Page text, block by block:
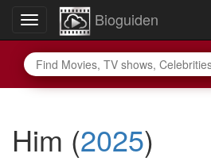
Toggle
navigation
Bioguiden
Him (2025)